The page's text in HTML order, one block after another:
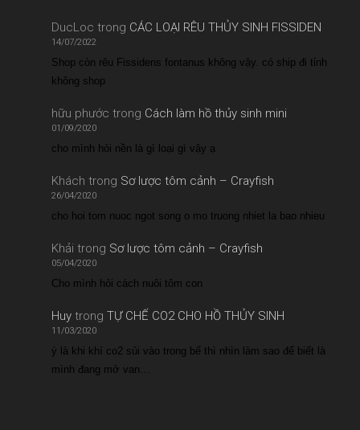
DucLoc trong CÁC LOẠI RÊU THỦY SINH FISSIDEN
14/07/2022
Shop còn rêu Fissidens fontanus không vậy. có ship đi tỉnh
không shop
hữu phước trong Cách làm hồ thủy sinh mini
01/09/2020
cho mình hỏi nền là gì loại gì vậy ạ
Khách trong Sơ lược tôm cảnh – Crayfish
26/04/2020
cho hoi tom nuoc ngot song o mo truong nhiet la bao nhieu
Khải trong Sơ lược tôm cảnh – Crayfish
05/04/2020
Cho mình hỏi cách nuôi tôm con
Huytrong TỰ CHẾ CO2 CHO HỒ THỦY SINH
11/03/2020
ý là khi khí co2 sủi vào trong bể thì nhìn làm sao để biết là
mình đang mở van…